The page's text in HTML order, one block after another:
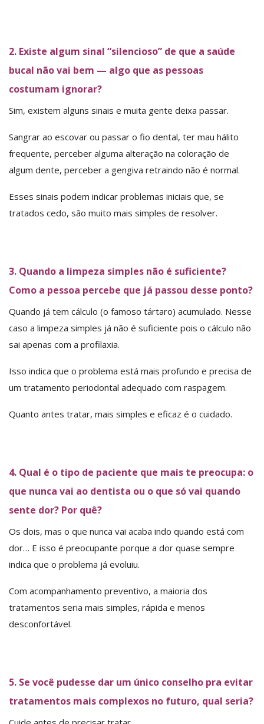
2. Existe algum sinal “silencioso” de que a saúde
bucal não vai bem — algo que as pessoas
costumam ignorar?
Sim, existem alguns sinais e muita gente deixa passar.
Sangrar ao escovar ou passar o fio dental, ter mau hálito
frequente, perceber alguma alteração na coloração de
algum dente, perceber a gengiva retraindo não é normal.
Esses sinais podem indicar problemas iniciais que, se
tratados cedo, são muito mais simples de resolver.
3. Quando a limpeza simples não é suficiente?
Como a pessoa percebe que já passou desse ponto?
Quando já tem cálculo (o famoso tártaro) acumulado. Nesse
caso a limpeza simples já não é suficiente pois o cálculo não
sai apenas com a profilaxia.
Isso indica que o problema está mais profundo e precisa de
um tratamento periodontal adequado com raspagem.
Quanto antes tratar, mais simples e eficaz é o cuidado.
4. Qual é o tipo de paciente que mais te preocupa: o
que nunca vai ao dentista ou o que só vai quando
sente dor? Por quê?
Os dois, mas o que nunca vai acaba indo quando está com
dor… E isso é preocupante porque a dor quase sempre
indica que o problema já evoluiu.
Com acompanhamento preventivo, a maioria dos
tratamentos seria mais simples, rápida e menos
desconfortável.
5. Se você pudesse dar um único conselho pra evitar
tratamentos mais complexos no futuro, qual seria?